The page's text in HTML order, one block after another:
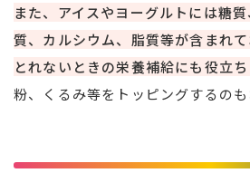
また、アイスやヨーグルトには糖
質、カルシウム、脂質等が含まれ
とれないときの栄養補給にも役立ち
粉、くるみ等をトッピングするのも